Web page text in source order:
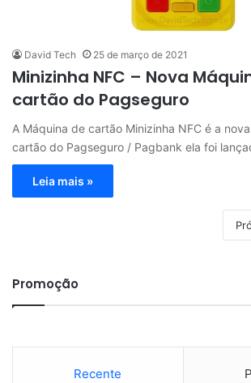
David Tech 25 de março de 2021
Minizinha NFC – Nova
cartão do Pagseguro
A Máquina de cartão Minizinha NFC é a
cartão do Pagseguro / Pagbank ela foi
Leia mais »
Promoção
Recente